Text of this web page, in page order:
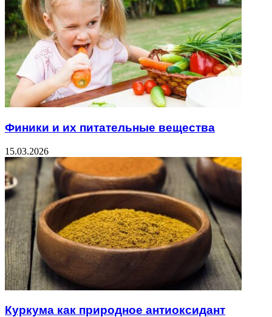
Финики и их питательные вещества
15.03.2026
Куркума как природное антиоксидант